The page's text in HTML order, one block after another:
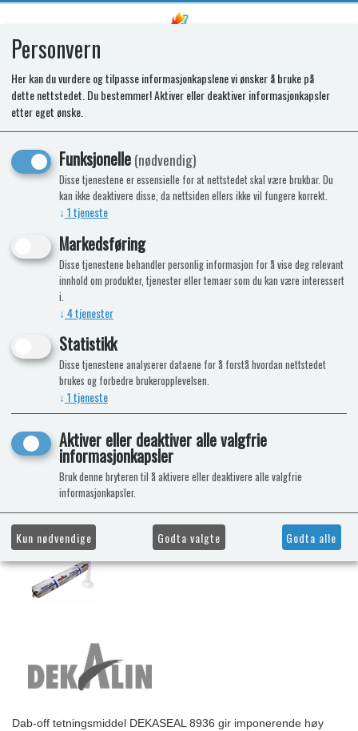
Dekaseal 8936 Tettemasse
Antrasitt 560 ml
Nyhet
Dab-off tetningsmiddel DEKASEAL 8936 gir imponerende høy
Personvern
Her kan du vurdere og tilpasse informasjonkapslene vi ønsker å bruke på
dette nettstedet. Du bestemmer! Aktiver eller deaktiver informasjonkapsler
etter eget ønske.
Funksjonelle(nødvendig)
Disse tjenestene er essensielle for at nettstedet skal være brukbar. Du
kan ikke deaktivere disse, da nettsiden ellers ikke vil fungere korrekt.
↓ 1tjeneste
Markedsføring
Disse tjenestene behandler personlig informasjon for å vise deg relevant
innhold om produkter, tjenester eller temaer som du kan være interessert
i.
↓ 4tjenester
Statistikk
Disse tjenestene analyserer dataene for å forstå hvordan nettstedet
brukes og forbedre brukeropplevelsen.
↓ 1tjeneste
Aktiver eller deaktiver alle valgfrie
informasjonkapsler
Bruk denne bryteren til å aktivere eller deaktivere alle valgfrie
informasjonkapsler.
Kun nødvendige Godta valgte Godta alle